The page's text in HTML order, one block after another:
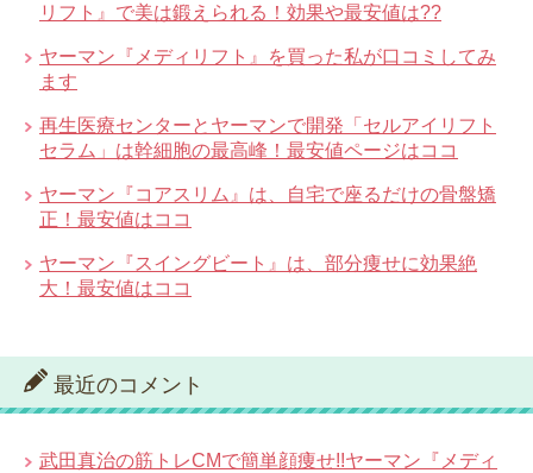
リフト』で美は鍛えられる！効果や最安値は??
ヤーマン『メディリフト』を買った私が口コミしてみ
ます
再生医療センターとヤーマンで開発「セルアイリフト
セラム」は幹細胞の最高峰！最安値ページはココ
ヤーマン『コアスリム』は、自宅で座るだけの骨盤矯
正！最安値はココ
ヤーマン『スイングビート』は、部分痩せに効果絶
大！最安値はココ
最近のコメント
武田真治の筋トレCMで簡単顔痩せ!!ヤーマン『メディ